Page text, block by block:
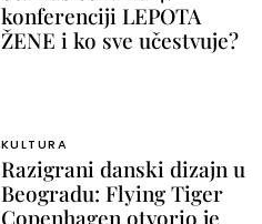
konferenciji LEPOTA
ŽENE i ko sve učestvuje?
KULTURA
Razigrani danski dizajn u
Beogradu: Flying Tiger
Copenhagen otvorio je